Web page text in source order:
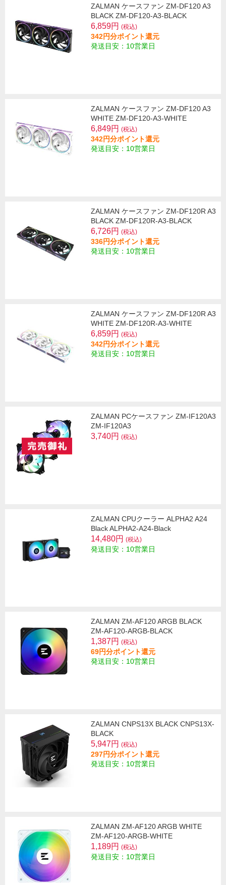
ZALMAN ケースファン ZM-DF120 A3
BLACK ZM-DF120-A3-BLACK
6,859円 (税込)
342円分ポイント還元
発送目安：10営業日
ZALMAN ケースファン ZM-DF120 A3
WHITE ZM-DF120-A3-WHITE
6,849円 (税込)
342円分ポイント還元
発送目安：10営業日
ZALMAN ケースファン ZM-DF120R A3
BLACK ZM-DF120R-A3-BLACK
6,726円 (税込)
336円分ポイント還元
発送目安：10営業日
ZALMAN ケースファン ZM-DF120R A3
WHITE ZM-DF120R-A3-WHITE
6,859円 (税込)
342円分ポイント還元
発送目安：10営業日
ZALMAN PCケースファン ZM-IF120A3
ZM-IF120A3
3,740円 (税込)
ZALMAN CPUクーラー ALPHA2 A24
Black ALPHA2-A24-Black
14,480円 (税込)
発送目安：10営業日
ZALMAN ZM-AF120 ARGB BLACK
ZM-AF120-ARGB-BLACK
1,387円 (税込)
69円分ポイント還元
発送目安：10営業日
ZALMAN CNPS13X BLACK CNPS13X-
BLACK
5,947円 (税込)
297円分ポイント還元
発送目安：10営業日
ZALMAN ZM-AF120 ARGB WHITE
ZM-AF120-ARGB-WHITE
1,189円 (税込)
発送目安：10営業日